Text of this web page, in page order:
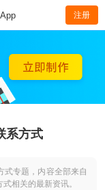
注册
系方式
式专题，内容全部来自
相关的最新资讯。